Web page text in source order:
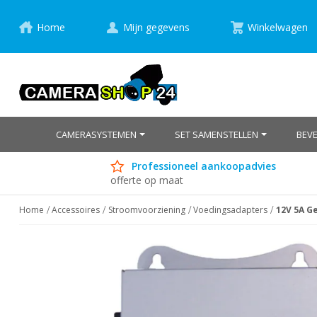
Home Mijn gegevens Winkelwagen
CAMERASYSTEMEN SET SAMENSTELLEN
Professioneel aankoopadvies
offerte op maat
Home Accessoires Stroomvoorziening Voedingsadapters 12V 5A